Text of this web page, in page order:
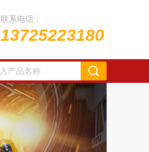
联系电话：
13725223180